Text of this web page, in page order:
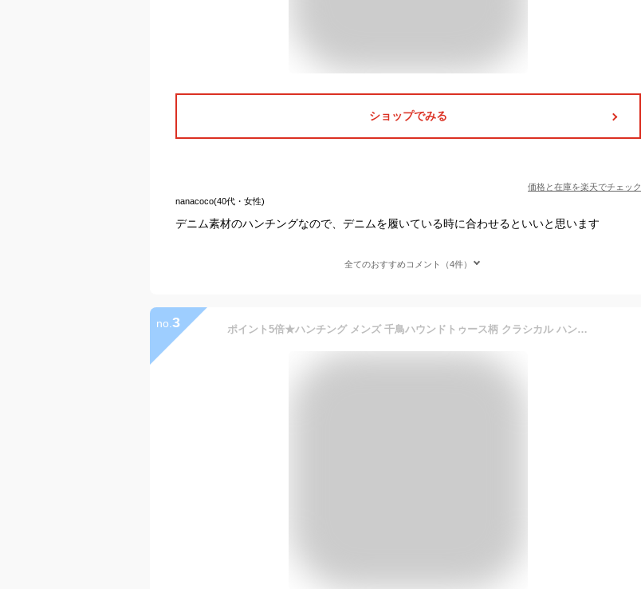
ショップでみる
価格と在庫を楽天でチェック
nanacoco(40代・女性)
デニム素材のハンチングなので、デニムを履いている時に合わせるといいと思います
全てのおすすめコメント（4件）
no. 3 ポイント5倍★ハンチング メンズ 千鳥ハウンドトゥース柄 クラシカル ハンチング帽 帽子 標準サイズ 大寸ビッグサイズ ファッション小物【Z4D】【パケ1】